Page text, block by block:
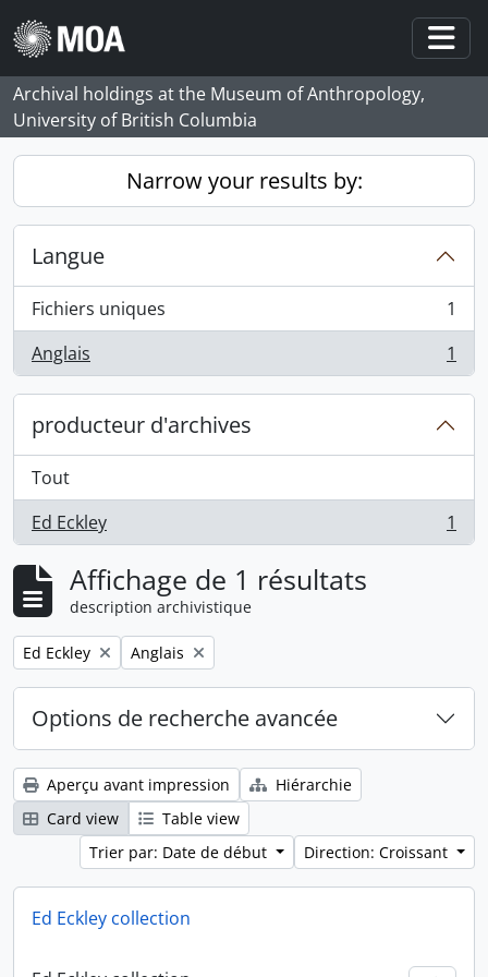
Skip to main content
Archival holdings at the Museum of Anthropology,
University of British Columbia
Narrow your results by:
Langue
Fichiers uniques
, 1 résultats
1
Anglais
, 1 résultats 1
producteur d'archives
Tout
Ed Eckley
, 1 résultats 1
Affichage de 1 résultats
description archivistique
Remove filter:
Ed Eckley Remove filter:
Anglais
Options de recherche avancée
Aperçu avant impression
Hiérarchie
Card view
Table view
Trier par: Date de début
Direction: Croissant
Ed Eckley collection